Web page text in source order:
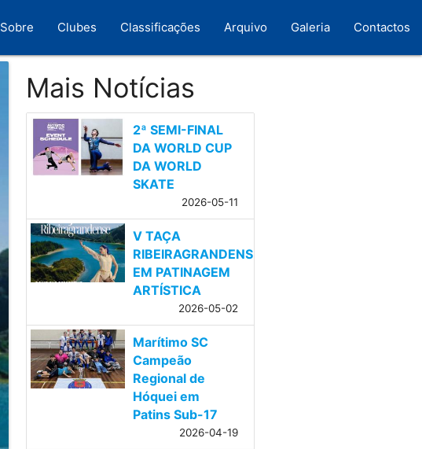
Sobre Clubes Classificações Arquivo Galeria Contactos
Mais Notícias
2ª SEMI-FINAL
DA WORLD CUP
DA WORLD
SKATE
2026-05-11
V TAÇA
RIBEIRAGRANDENSE
EM PATINAGEM
ARTÍSTICA
2026-05-02
Marítimo SC
Campeão
Regional de
Hóquei em
Patins Sub-17
2026-04-19